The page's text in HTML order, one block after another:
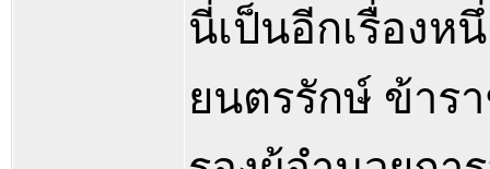
นี่เป็นอีกเรื่อง
ยนตรรักษ์ ข้าร